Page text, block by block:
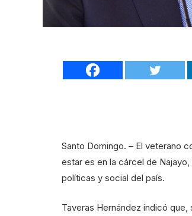
Santo Domingo. – El veterano
estar es en la cárcel de
políticas y social del país.
Taveras Hernández indicó